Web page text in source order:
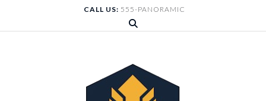
content
CALL US: 555-PANORAMIC